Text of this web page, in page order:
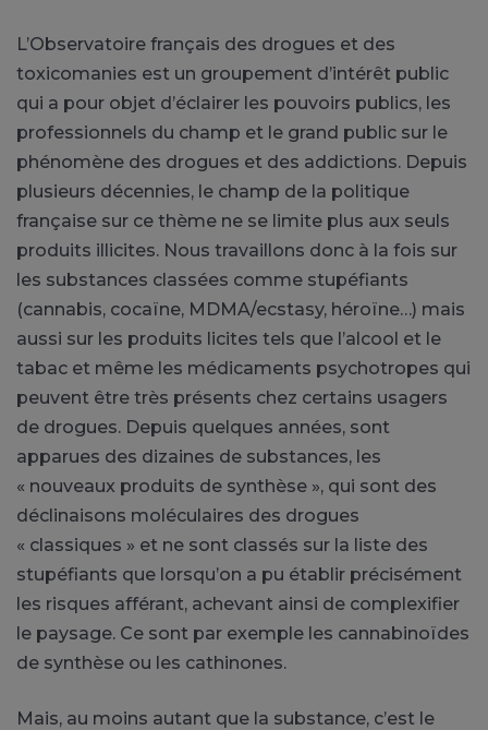
L’Observatoire français des drogues et des
toxicomanies est un groupement d’intérêt public
qui a pour objet d’éclairer les pouvoirs publics, les
professionnels du champ et le grand public sur le
phénomène des drogues et des addictions. Depuis
plusieurs décennies, le champ de la politique
française sur ce thème ne se limite plus aux seuls
produits illicites. Nous travaillons donc à la fois sur
les substances classées comme stupéfiants
(cannabis, cocaïne, MDMA/ecstasy, héroïne…) mais
aussi sur les produits licites tels que l’alcool et le
tabac et même les médicaments psychotropes qui
peuvent être très présents chez certains usagers
de drogues. Depuis quelques années, sont
apparues des dizaines de substances, les
« nouveaux produits de synthèse », qui sont des
déclinaisons moléculaires des drogues
« classiques » et ne sont classés sur la liste des
stupéfiants que lorsqu’on a pu établir précisément
les risques afférant, achevant ainsi de complexifier
le paysage. Ce sont par exemple les cannabinoïdes
de synthèse ou les cathinones.
Mais, au moins autant que la substance, c’est le